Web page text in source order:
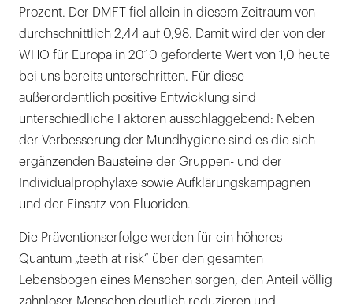
Prozent. Der DMFT fiel allein in diesem Zeitraum von
durchschnittlich 2,44 auf 0,98. Damit wird der von der
WHO für Europa in 2010 geforderte Wert von 1,0 heute
bei uns bereits unterschritten. Für diese
außerordentlich positive Entwicklung sind
unterschiedliche Faktoren ausschlaggebend: Neben
der Verbesserung der Mundhygiene sind es die sich
ergänzenden Bausteine der Gruppen- und der
Individualprophylaxe sowie Aufklärungskampagnen
und der Einsatz von Fluoriden.
Die Präventionserfolge werden für ein höheres
Quantum „teeth at risk“ über den gesamten
Lebensbogen eines Menschen sorgen, den Anteil völlig